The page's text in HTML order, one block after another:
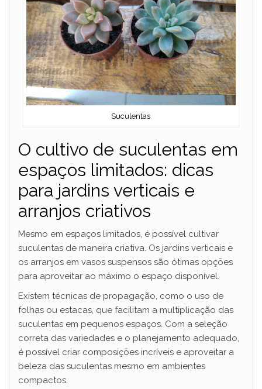
Suculentas
O cultivo de suculentas em
espaços limitados: dicas
para jardins verticais e
arranjos criativos
Mesmo em espaços limitados, é possível cultivar
suculentas de maneira criativa. Os jardins verticais e
os arranjos em vasos suspensos são ótimas opções
para aproveitar ao máximo o espaço disponível.
Existem técnicas de propagação, como o uso de
folhas ou estacas, que facilitam a multiplicação das
suculentas em pequenos espaços. Com a seleção
correta das variedades e o planejamento adequado,
é possível criar composições incríveis e aproveitar a
beleza das suculentas mesmo em ambientes
compactos.